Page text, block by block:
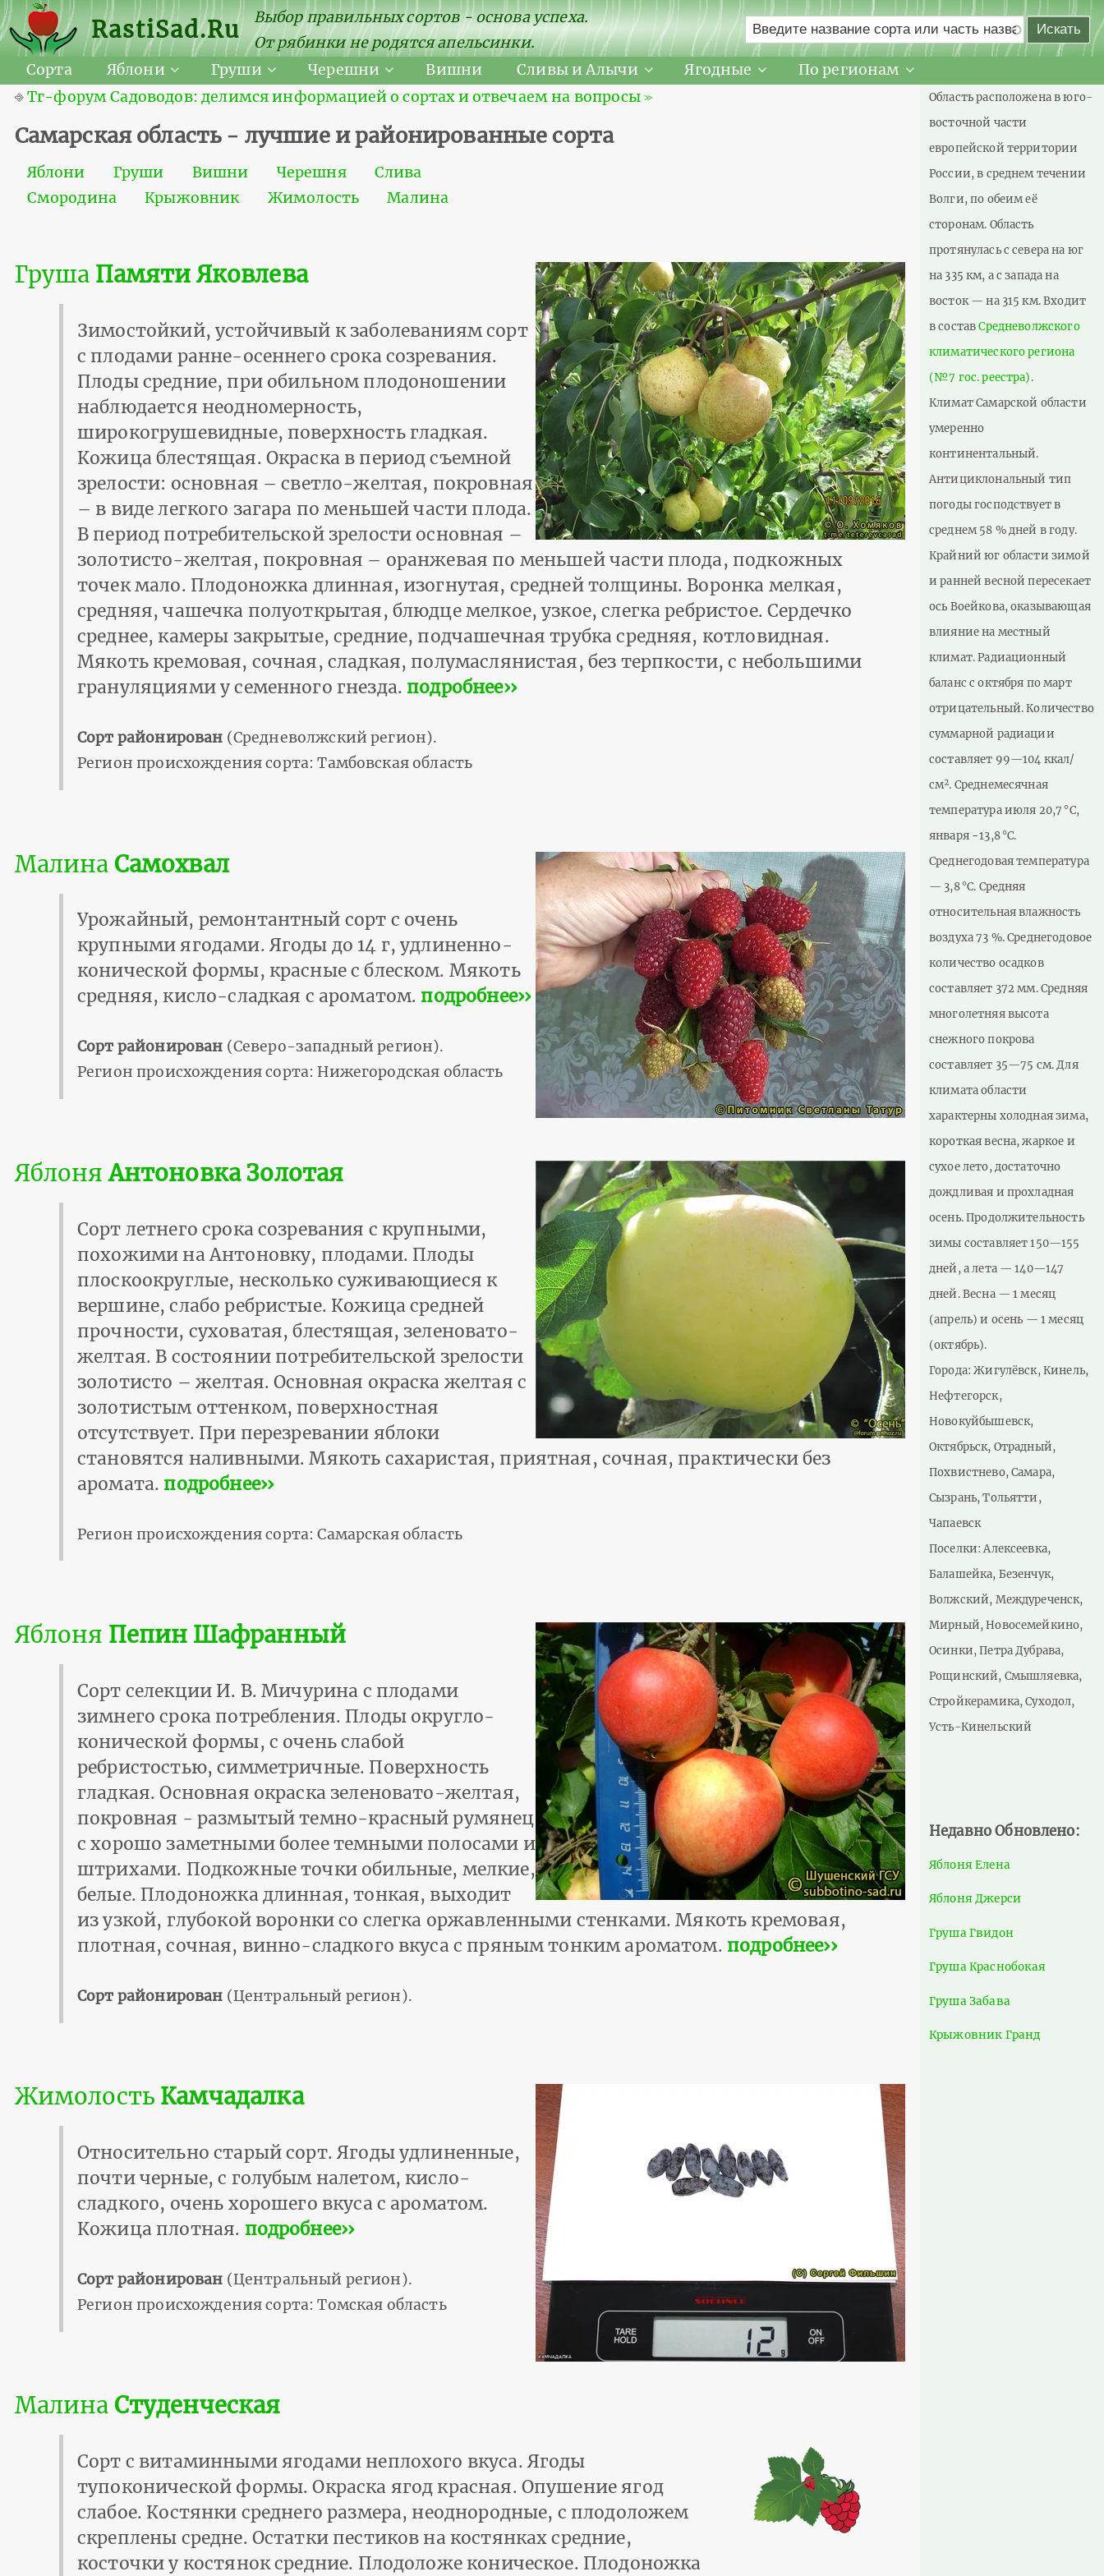
RastiSad.Ru
Выбор правильных сортов - основа успеха.
От рябинки не родятся апельсинки.
Сорта
Яблони Груши Черешни Вишни Сливы и Алычи Ягодные
По регионам
⎆Тг-форум Садоводов: делимся информацией о сортах и отвечаем на вопросы ≫
Самарская область - лучшие и районированные сорта
Яблони Груши Вишни Черешня
Слива
Смородина
Крыжовник Жимолость Малина
Груша Памяти Яковлева
Зимостойкий, устойчивый к заболеваниям сорт
с плодами ранне-осеннего срока созревания.
Плоды средние, при обильном плодоношении
наблюдается неодномерность,
широкогрушевидные, поверхность гладкая.
Кожица блестящая. Окраска в период съемной
зрелости: основная – светло-желтая, покровная
– в виде легкого загара по меньшей части плода.
В период потребительской зрелости основная –
золотисто-желтая, покровная – оранжевая по меньшей части плода, подкожных
точек мало. Плодоножка длинная, изогнутая, средней толщины. Воронка мелкая,
средняя, чашечка полуоткрытая, блюдце мелкое, узкое, слегка ребристое. Сердечко
среднее, камеры закрытые, средние, подчашечная трубка средняя, котловидная.
Мякоть кремовая, сочная, сладкая, полумаслянистая, без терпкости, с небольшими
грануляциями у семенного гнезда. подробнее››
Сорт районирован (Средневолжский регион).
Регион происхождения сорта: Тамбовская область
Малина Самохвал
Урожайный, ремонтантный сорт с очень
крупными ягодами. Ягоды до 14 г, удлиненно-
конической формы, красные с блеском. Мякоть
средняя, кисло-сладкая с ароматом. подробнее››
Сорт районирован (Северо-западный регион).
Регион происхождения сорта: Нижегородская область
ЯблоняАнтоновка Золотая
Сорт летнего срока созревания с крупными,
похожими на Антоновку, плодами. Плоды
плоскоокруглые, несколько суживающиеся к
вершине, слабо ребристые. Кожица средней
прочности, суховатая, блестящая, зеленовато-
желтая. В состоянии потребительской зрелости
золотисто – желтая. Основная окраска желтая с
золотистым оттенком, поверхностная
отсутствует. При перезревании яблоки
становятся наливными. Мякоть сахаристая, приятная, сочная, практически без
аромата. подробнее››
Регион происхождения сорта: Самарская область
Яблоня Пепин Шафранный
Сорт селекции И. В. Мичурина с плодами
зимнего срока потребления. Плоды округло-
конической формы, с очень слабой
ребристостью, симметричные. Поверхность
гладкая. Основная окраска зеленовато-желтая,
покровная - размытый темно-красный румянец
с хорошо заметными более темными полосами и
штрихами. Подкожные точки обильные, мелкие,
белые. Плодоножка длинная, тонкая, выходит
из узкой, глубокой воронки со слегка оржавленными стенками. Мякоть кремовая,
плотная, сочная, винно-сладкого вкуса с пряным тонким ароматом. подробнее››
Сорт районирован (Центральный регион).
Жимолость Камчадалка
Относительно старый сорт. Ягоды удлиненные,
почти черные, с голубым налетом, кисло-
сладкого, очень хорошего вкуса с ароматом.
Кожица плотная. подробнее››
Сорт районирован (Центральный регион).
Регион происхождения сорта: Томская область
Малина Студенческая
Сорт с витаминными ягодами неплохого вкуса. Ягоды
тупоконической формы. Окраска ягод красная. Опушение ягод
слабое. Костянки среднего размера, неоднородные, с плодоложем
скреплены средне. Остатки пестиков на костянках средние,
косточки у костянок средние. Плодоложе коническое. Плодоножка
Область расположена в юго-
восточной части
европейской территории
России, в среднем течении
Волги, по обеим её
сторонам. Область
протянулась с севера на юг
на 335 км, а с запада на
восток — на 315 км. Входит
в составСредневолжского
климатического региона
(№7 гос. реестра).
Климат Самарской области
умеренно
континентальный.
Антициклональный тип
погоды господствует в
среднем 58 % дней в году.
Крайний юг области зимой
и ранней весной пересекает
ось Воейкова, оказывающая
влияние на местный
климат. Радиационный
баланс с октября по март
отрицательный. Количество
суммарной радиации
составляет 99—104 ккал/
см². Среднемесячная
температура июля 20,7 °C,
января −13,8 °C.
Среднегодовая температура
— 3,8 °C. Средняя
относительная влажность
воздуха 73 %. Среднегодовое
количество осадков
составляет 372 мм. Средняя
многолетняя высота
снежного покрова
составляет 35—75 см. Для
климата области
характерны холодная зима,
короткая весна, жаркое и
сухое лето, достаточно
дождливая и прохладная
осень. Продолжительность
зимы составляет 150—155
дней, а лета — 140—147
дней. Весна — 1 месяц
(апрель) и осень — 1 месяц
(октябрь).
Города: Жигулёвск, Кинель,
Нефтегорск,
Новокуйбышевск,
Октябрьск, Отрадный,
Похвистнево, Самара,
Сызрань, Тольятти,
Чапаевск
Поселки: Алексеевка,
Балашейка, Безенчук,
Волжский, Междуреченск,
Мирный, Новосемейкино,
Осинки, Петра Дубрава,
Рощинский, Смышляевка,
Стройкерамика, Суходол,
Усть-Кинельский
Недавно Обновлено:
Яблоня Елена
Яблоня Джерси
Груша Гвидон
Груша Краснобокая
Груша Забава
Крыжовник Гранд